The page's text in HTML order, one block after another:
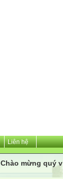
Liên hệ
Chào mừng quý